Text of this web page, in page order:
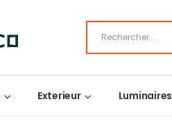
Exterieur Luminaires